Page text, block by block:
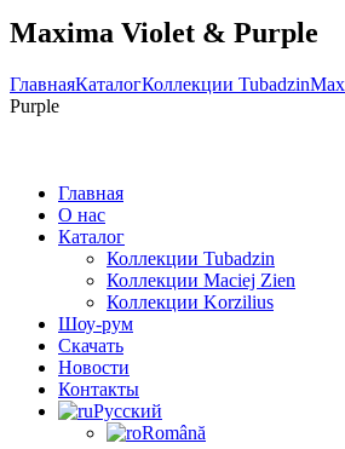
Maxima Violet & Purple
ГлавнаяКаталогКоллекции Tubadzin
Purple
Главная
О нас
Каталог
Коллекции Tubadzin
Коллекции Maciej Zien
Коллекции Korzilius
Шоу-рум
Скачать
Новости
Контакты
Русский
Română